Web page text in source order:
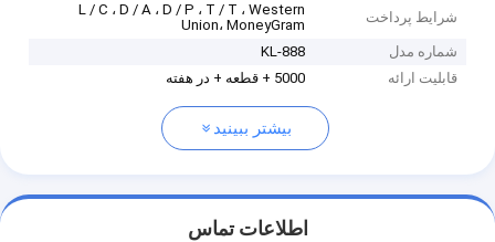
شرایط پرداخت
L / C ، D / A ، D / P ، T / T ، Western
Union، MoneyGram
شماره مدل
KL-888
قابلیت ارائه
5000 + قطعه + در هفته
بیشتر ببینید
اطلاعات تماس